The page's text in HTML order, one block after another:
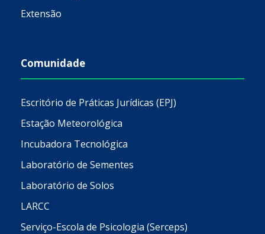
Extensão
Comunidade
Escritório de Práticas Jurídicas (EPJ)
Estação Meteorológica
Incubadora Tecnológica
Laboratório de Sementes
Laboratório de Solos
LARCC
Serviço-Escola de Psicologia (Serceps)